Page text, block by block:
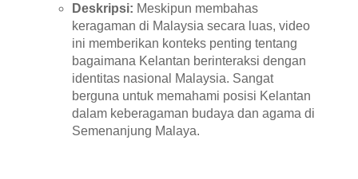
Deskripsi: Meskipun membahas
keragaman di Malaysia secara luas, video
ini memberikan konteks penting tentang
bagaimana Kelantan berinteraksi dengan
identitas nasional Malaysia. Sangat
berguna untuk memahami posisi Kelantan
dalam keberagaman budaya dan agama di
Semenanjung Malaya.